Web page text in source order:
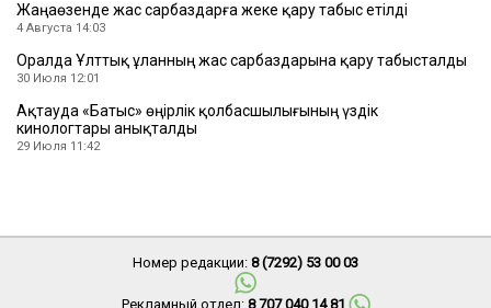
Жаңаөзенде жас сарбаздарға жеке қару табыс етілді
4 Августа 14:03
Оралда Ұлттық ұланның жас сарбаздарына қару табысталды
30 Июля 12:01
Ақтауда «Батыс» өңірлік қолбасшылығының үздік
кинологтары анықталды
29 Июля 11:42
Номер редакции: 8 (7292) 53 00 03